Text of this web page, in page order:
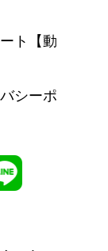
ト【動
シーポ